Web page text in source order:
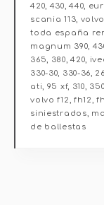
420, 430, 440,
scania 113,
toda españa
magnum 390,
365, 380, 420,
330-30, 330-36,
ati, 95 xf, 310,
volvo f12, fh12,
siniestrados,
de ballestas